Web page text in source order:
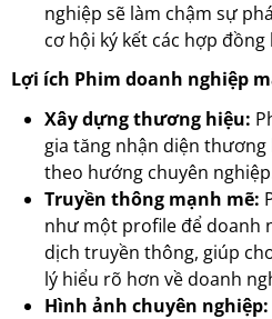
nghiệp sẽ làm chậm sự
cơ hội ký kết các hợp đồng
Lợi ích Phim doanh nghiệp
Xây dựng thương hiệu:
gia tăng nhận diện
theo hướng chuyên
Truyền thông mạnh mẽ:
như một profile để doanh
dịch truyền thông, giúp
lý hiểu rõ hơn về doanh
Hình ảnh chuyên nghiệp: